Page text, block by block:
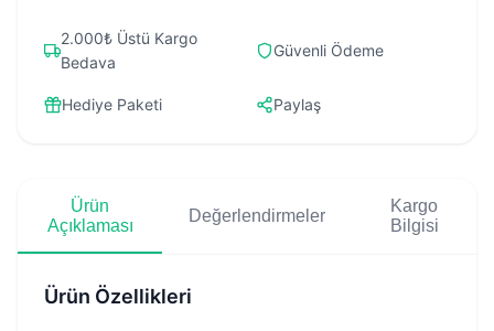
2.000₺ Üstü Kargo
Bedava
Güvenli Ödeme
Hediye Paketi Paylaş
Ürün
Açıklaması
Değerlendirmeler
Kargo
Bilgisi
Ürün Özellikleri